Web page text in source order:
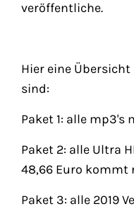
veröffentliche.
Hier eine
sind:
Paket 1: alle mp3's
Paket 2: alle Ultra
48,66 Euro kommt
Paket 3: alle 2019